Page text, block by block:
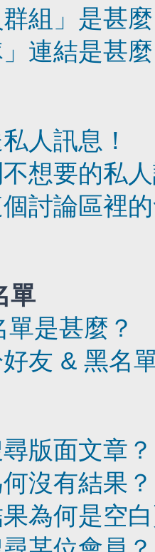
群組」是甚
」連結是甚
人訊息！
想要的私
討論區裡
單
是甚麼？
友 & 黑名
版面文章？
沒有結果？
為何是空